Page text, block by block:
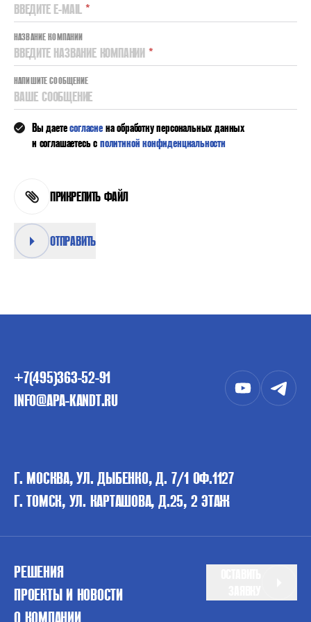
ВВЕДИТЕ E-MAIL *
НАЗВАНИЕ КОМПАНИИ
ВВЕДИТЕ НАЗВАНИЕ КОМПАНИИ *
НАПИШИТЕ СООБЩЕНИЕ
ВАШЕ СООБЩЕНИЕ
Вы даетесогласиена обработку персональных данных
и соглашаетесь сполитикой конфиденциальности
ПРИКРЕПИТЬ ФАЙЛ
ОТПРАВИТЬ
+7(495)363-52-91
INFO@APA-KANDT.RU
Г. МОСКВА, УЛ. ДЫБЕНКО, Д. 7/1 ОФ.1127
Г. ТОМСК, УЛ. КАРТАШОВА, Д.25, 2 ЭТАЖ
РЕШЕНИЯ
ПРОЕКТЫ И НОВОСТИ
О КОМПАНИИ